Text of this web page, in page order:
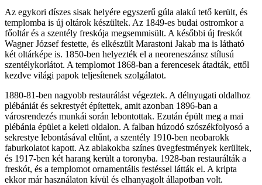
Az egykori díszes sisak helyére egyszerű gúla alakú tető került, és
templomba is új oltárok készültek. Az 1849-es budai ostromkor a
főoltár és a szentély freskója megsemmisült. A későbbi új freskót
Wagner József festette, és elkészült Marastoni Jakab ma is látható
két oltárképe is. 1850-ben helyezték el a neoreneszánsz stílusú
szentélykorlátot. A templomot 1868-ban a ferencesek átadták, ettől
kezdve világi papok teljesítenek szolgálatot.
1880-81-ben nagyobb restaurálást végeztek. A délnyugati oldalhoz
plébániát és sekrestyét építettek, amit azonban 1896-ban a
városrendezés munkái során lebontottak. Ezután épült meg a mai
plébánia épület a keleti oldalon. A falban húzodó szószékfolyosó a
sekrestye lebontásával eltűnt, a szentély 1910-ben neobarokk
faburkolatot kapott. Az ablakokba színes üvegfestmények kerültek,
és 1917-ben két harang került a toronyba. 1928-ban restaurálták a
freskót, és a templomot ornamentális festéssel látták el. A kripta
ekkor már használaton kívül és elhanyagolt állapotban volt.